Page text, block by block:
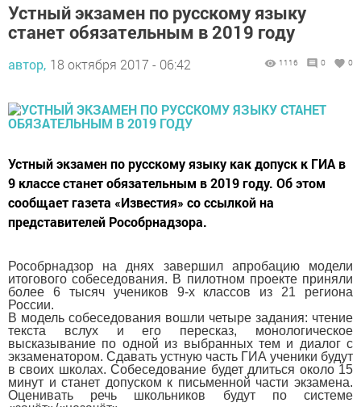
Устный экзамен по русскому языку
станет обязательным в 2019 году
автор, 18 октября 2017 - 06:42 1116 0 0
Устный экзамен по русскому языку как допуск к ГИА в
9 классе станет обязательным в 2019 году. Об этом
сообщает газета «Известия» со ссылкой на
представителей Рособрнадзора.
Рособрнадзор на днях завершил апробацию модели
итогового собеседования. В пилотном проекте приняли
более 6 тысяч учеников 9-х классов из 21 региона
России.
В модель собеседования вошли четыре задания: чтение
текста вслух и его пересказ, монологическое
высказывание по одной из выбранных тем и диалог с
экзаменатором. Сдавать устную часть ГИА ученики будут
в своих школах. Собеседование будет длиться около 15
минут и станет допуском к письменной части экзамена.
Оценивать речь школьников будут по системе